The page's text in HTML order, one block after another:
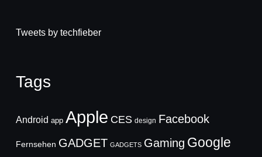
Tweets by techfieber
Tags
Android app Apple CES design Facebook
Fernsehen GADGET GADGETS Gaming Google